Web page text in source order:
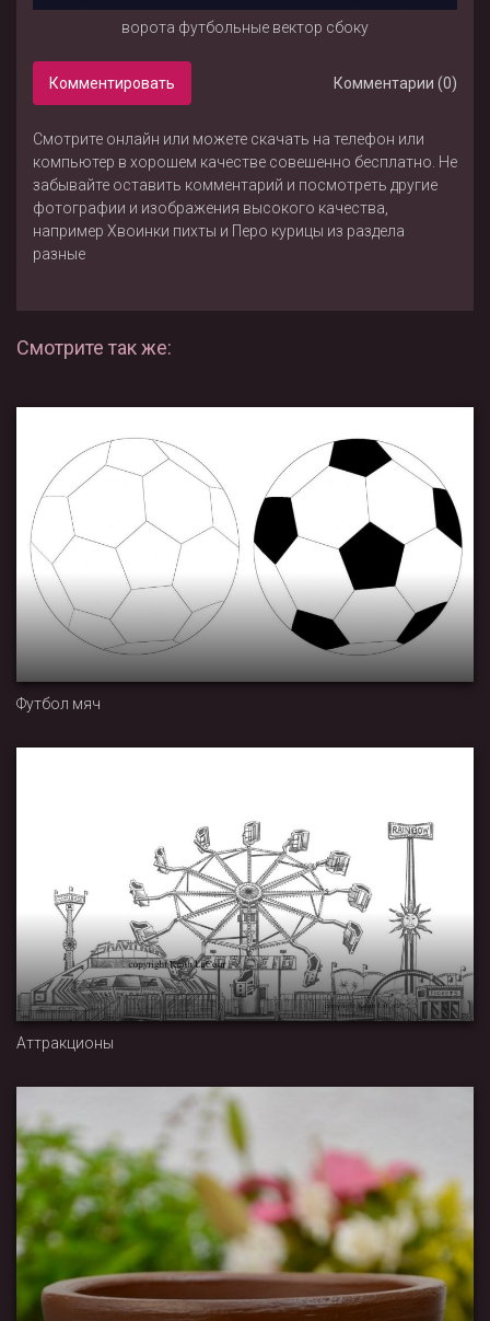
ворота футбольные вектор сбоку
Комментировать Комментарии (0)
Смотрите онлайн или можете скачать на телефон или
компьютер в хорошем качестве совешенно бесплатно. Не
забывайте оставить комментарий и посмотреть другие
фотографии и изображения высокого качества,
например Хвоинки пихты и Перо курицы из раздела
разные
Смотрите так же:
Футбол мяч
Аттракционы